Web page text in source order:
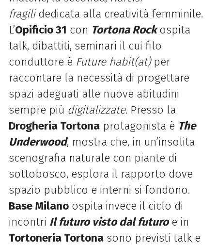
fragilidedicata alla creatività femminile.
L’Opificio 31 con Tortona Rockospita
talk, dibattiti, seminari il cui filo
conduttore è Future habit(at)per
raccontare la necessità di progettare
spazi adeguati alle nuove abitudini
sempre più digitalizzate. Presso la
Drogheria Tortonaprotagonista è The
Underwood, mostra che, in un’insolita
scenografia naturale con piante di
sottobosco, esplora il rapporto dove
spazio pubblico e interni si fondono.
Base Milanoospita invece il ciclo di
incontri Il futuro visto dal futuroe in
Tortoneria Tortonasono previsti talk e